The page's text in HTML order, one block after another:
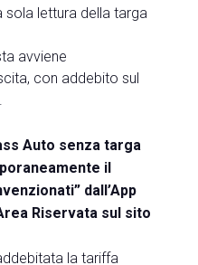
sola lettura della targa
avviene
con addebito sul
Auto senza targa
il
dall’App
Riservata sul sito
la tariffa